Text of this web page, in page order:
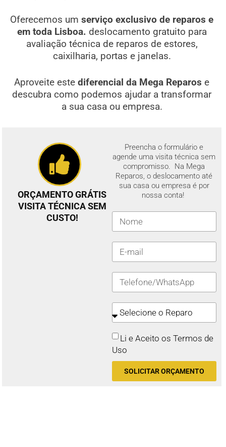
Oferecemos um serviço exclusivo de reparos e
em toda Lisboa. deslocamento gratuito para
avaliação técnica de reparos de estores,
caixilharia, portas e janelas.
Aproveite estediferencial da Mega Reparos e
descubra como podemos ajudar a transformar
a sua casa ou empresa.
ORÇAMENTO GRÁTIS
VISITA TÉCNICA SEM
CUSTO!
Preencha o formulário e
agende uma visita técnica sem
compromisso. Na Mega
Reparos, o deslocamento até
sua casa ou empresa é por
nossa conta!
Li e Aceito os Termos de
Uso
SOLICITAR ORÇAMENTO